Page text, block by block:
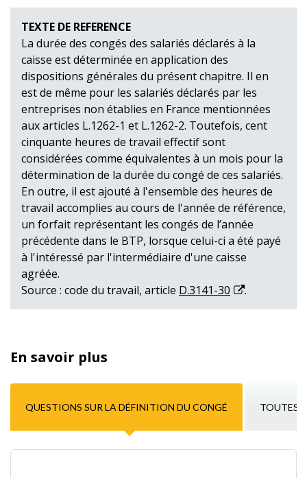
TEXTE DE REFERENCE
La durée des congés des salariés déclarés à la
caisse est déterminée en application des
dispositions générales du présent chapitre. Il en
est de même pour les salariés déclarés par les
entreprises non établies en France mentionnées
aux articles L.1262-1 et L.1262-2. Toutefois, cent
cinquante heures de travail effectif sont
considérées comme équivalentes à un mois pour la
détermination de la durée du congé de ces salariés.
En outre, il est ajouté à l'ensemble des heures de
travail accomplies au cours de l'année de référence,
un forfait représentant les congés de l’année
précédente dans le BTP, lorsque celui-ci a été payé
à l'intéressé par l'intermédiaire d'une caisse
agréée.
Source : code du travail, article D.3141-30 .
En savoir plus
QUESTIONS SUR LA DÉFINITION DU CONGÉ TOUTES